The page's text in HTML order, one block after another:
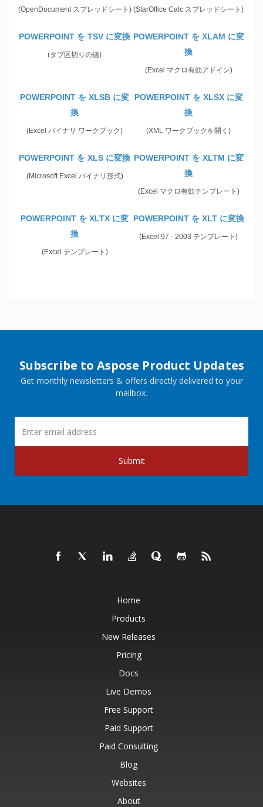
(OpenDocument スプレッドシート) (StarOffice Calc スプレッドシート)
POWERPOINT を TSV に変換
(タブ区切りの値)
POWERPOINT を XLAM に変
換
(Excel マクロ有効アドイン)
POWERPOINT を XLSB に変
換
(Excel バイナリ ワークブック)
POWERPOINT を XLSX に変
換
(XML ワークブックを開く)
POWERPOINT を XLS に変換
(Microsoft Excel バイナリ形式)
POWERPOINT を XLTM に変
換
(Excel マクロ有効テンプレート)
POWERPOINT を XLTX に変
換
(Excel テンプレート)
POWERPOINT を XLT に変換
(Excel 97 - 2003 テンプレート)
Subscribe to Aspose Product Updates
Get monthly newsletters & offers directly delivered to your
mailbox.
Submit
Home
Products
New Releases
Pricing
Docs
Live Demos
Free Support
Paid Support
Paid Consulting
Blog
Websites
About